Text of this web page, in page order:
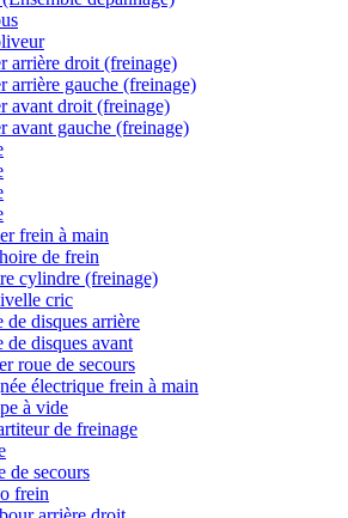
arrière droit (freinage)
arrière gauche (freinage)
avant droit (freinage)
avant gauche (freinage)
frein à main
de frein
cylindre (freinage)
cric
de disques arrière
de disques avant
roue de secours
électrique frein à main
à vide
de freinage
de secours
frein